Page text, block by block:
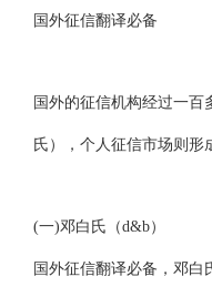
国外征信翻译必备
国外的征信机构经过一百
氏），个人征信市场则形
(一)邓白氏（d&b）
国外征信翻译必备，邓白